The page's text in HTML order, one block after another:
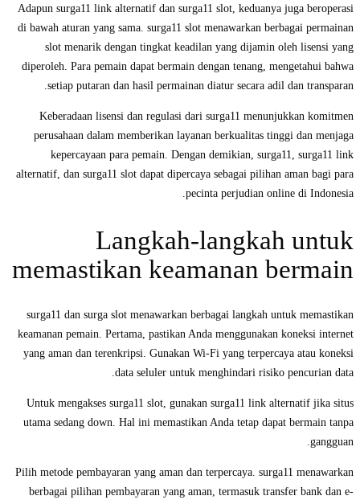
Adapun surga11 link alternatif dan surga11 slot, keduanya juga beroperasi
di bawah aturan yang sama. surga11 slot menawarkan berbagai permainan
slot menarik dengan tingkat keadilan yang dijamin oleh lisensi yang
diperoleh. Para pemain dapat bermain dengan tenang, mengetahui bahwa
setiap putaran dan hasil permainan diatur secara adil dan transparan.
Keberadaan lisensi dan regulasi dari surga11 menunjukkan komitmen
perusahaan dalam memberikan layanan berkualitas tinggi dan menjaga
kepercayaan para pemain. Dengan demikian, surga11, surga11 link
alternatif, dan surga11 slot dapat dipercaya sebagai pilihan aman bagi para
pecinta perjudian online di Indonesia.
Langkah-langkah untuk
memastikan keamanan bermain
surga11 dan surga slot menawarkan berbagai langkah untuk memastikan
keamanan pemain. Pertama, pastikan Anda menggunakan koneksi internet
yang aman dan terenkripsi. Gunakan Wi-Fi yang terpercaya atau koneksi
data seluler untuk menghindari risiko pencurian data.
Untuk mengakses surga11 slot, gunakan surga11 link alternatif jika situs
utama sedang down. Hal ini memastikan Anda tetap dapat bermain tanpa
gangguan.
Pilih metode pembayaran yang aman dan terpercaya. surga11 menawarkan
berbagai pilihan pembayaran yang aman, termasuk transfer bank dan e-